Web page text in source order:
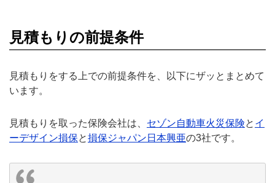
見積もりの前提条件
見積もりをする上での前提条件を、以下にザッとまとめて
います。
見積もりを取った保険会社は、 セゾン自動車火災保険と イ
ーデザイン損保と損保ジャパン日本興亜の3社です。